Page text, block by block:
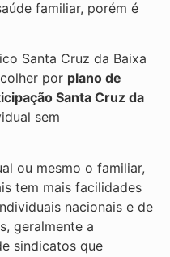
familiar, porém é
Santa Cruz da Baixa
por plano de
Santa Cruz da
sem
ou mesmo o familiar,
tem mais facilidades
nacionais e de
geralmente a
sindicatos que